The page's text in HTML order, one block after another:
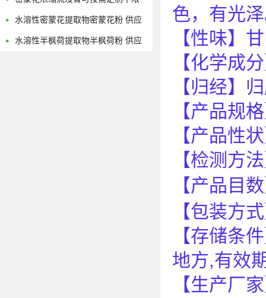
量
水溶性密蒙花提取物密蒙花粉 供应
多规格密蒙花浓缩原液
水溶性半枫荷提取物半枫荷粉 供应
色，有光
【性味】
【化学成
【归经】
【产品规
【产品性
【检测方
【产品目
【包装方
【存储条
地方,有效
【生产厂